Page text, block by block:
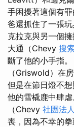
手困擾著這個有
爸還抓住了一張
克拉克與另一個
大通（Chevy 搜
斷了他的小手指。
（Griswold）在
但是在節日燈不
他的雪橇鹿中肆虐
（Chevy 社團法
喪，因為不幸的拳